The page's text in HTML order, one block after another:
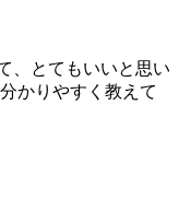
、とてもいいと思い
かりやすく教えて